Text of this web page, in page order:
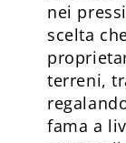
nei
scelta
terreni,
fama a